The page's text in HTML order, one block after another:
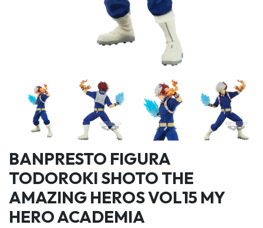
BANPRESTO FIGURA
TODOROKI SHOTO THE
AMAZING HEROS VOL15 MY
HERO ACADEMIA